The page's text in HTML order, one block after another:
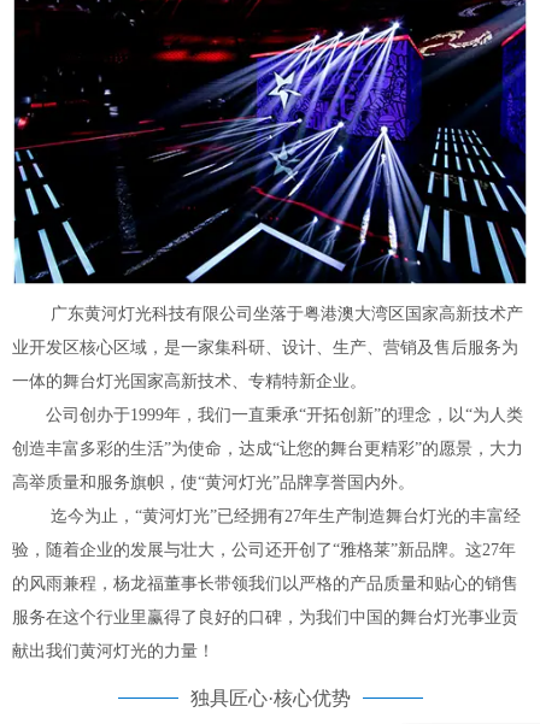
广东黄河灯光科技有限公司坐落于粤港澳大湾区国家高新技术产
业开发区核心区域，是一家集科研、设计、生产、营销及售后服务为
一体的舞台灯光国家高新技术、专精特新企业。
公司创办于1999年，我们一直秉承“开拓创新”的理念，以“为人类
创造丰富多彩的生活”为使命，达成“让您的舞台更精彩”的愿景，大力
高举质量和服务旗帜，使“黄河灯光”品牌享誉国内外。
迄今为止，“黄河灯光”已经拥有27年生产制造舞台灯光的丰富经
验，随着企业的发展与壮大，公司还开创了“雅格莱”新品牌。这27年
的风雨兼程，杨龙福董事长带领我们以严格的产品质量和贴心的销售
服务在这个行业里赢得了良好的口碑，为我们中国的舞台灯光事业贡
献出我们黄河灯光的力量！
独具匠心·核心优势